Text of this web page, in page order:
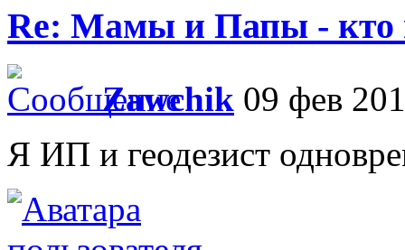
Re: Мамы и Папы - кто
Zawchik 09 фев
Я ИП и геодезист